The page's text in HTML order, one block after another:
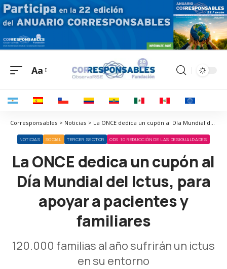
Aa
Corresponsables > Noticias > La ONCE dedica un cupón al Día Mundial del Ictus, para apoyar a pacientes y familiares
NOTICIAS SOCIAL TERCER SECTOR ODS 10 REDUCCIÓN DE LAS DESIGUALDADES
La ONCE dedica un cupón al
Día Mundial del Ictus, para
apoyar a pacientes y
familiares
120.000 familias al año sufrirán un ictus
en su entorno